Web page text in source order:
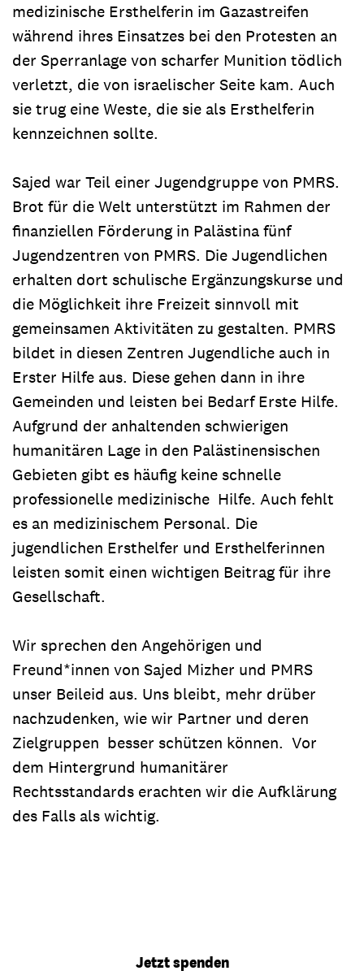
medizinische Ersthelferin im Gazastreifen
während ihres Einsatzes bei den Protesten an
der Sperranlage von scharfer Munition tödlich
verletzt, die von israelischer Seite kam. Auch
sie trug eine Weste, die sie als Ersthelferin
kennzeichnen sollte.
Sajed war Teil einer Jugendgruppe von PMRS.
Brot für die Welt unterstützt im Rahmen der
finanziellen Förderung in Palästina fünf
Jugendzentren von PMRS. Die Jugendlichen
erhalten dort schulische Ergänzungskurse und
die Möglichkeit ihre Freizeit sinnvoll mit
gemeinsamen Aktivitäten zu gestalten. PMRS
bildet in diesen Zentren Jugendliche auch in
Erster Hilfe aus. Diese gehen dann in ihre
Gemeinden und leisten bei Bedarf Erste Hilfe.
Aufgrund der anhaltenden schwierigen
humanitären Lage in den Palästinensischen
Gebieten gibt es häufig keine schnelle
professionelle medizinische Hilfe. Auch fehlt
es an medizinischem Personal. Die
jugendlichen Ersthelfer und Ersthelferinnen
leisten somit einen wichtigen Beitrag für ihre
Gesellschaft.
Wir sprechen den Angehörigen und
Freund*innen von Sajed Mizher und PMRS
unser Beileid aus. Uns bleibt, mehr drüber
nachzudenken, wie wir Partner und deren
Zielgruppen besser schützen können. Vor
dem Hintergrund humanitärer
Rechtsstandards erachten wir die Aufklärung
des Falls als wichtig.
Jetzt spenden